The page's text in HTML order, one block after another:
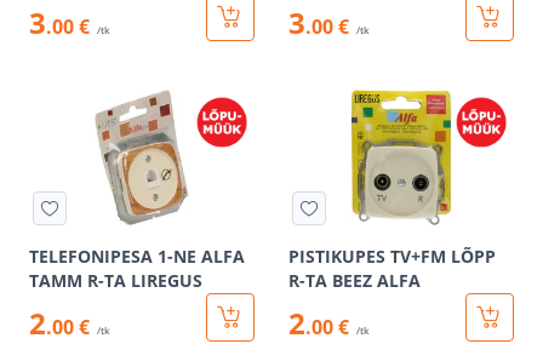
3.00 € /tk 3.00 € /tk
TELEFONIPESA 1-NE ALFA
TAMM R-TA LIREGUS
2.00 € /tk
PISTIKUPES TV+FM LÕPP
R-TA BEEZ ALFA
2.00 € /tk